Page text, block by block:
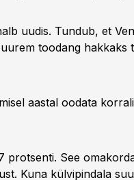
uudis. Tundub, et
toodang hakkaks
aastal oodata
protsenti. See
Kuna külvipindala